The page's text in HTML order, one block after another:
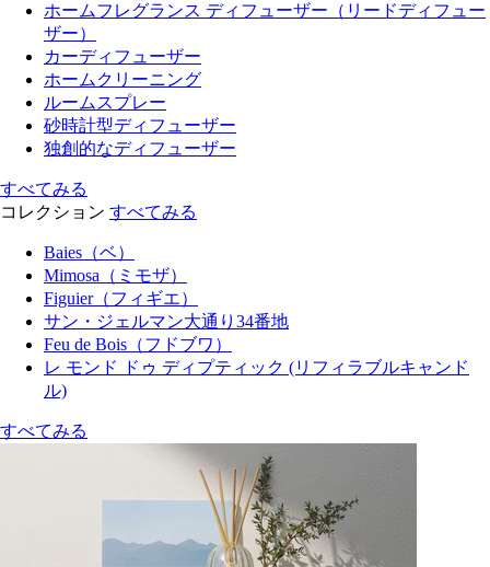
ホームフレグランス ディフューザー（リードディフュー
ザー）
カーディフューザー
ホームクリーニング
ルームスプレー
砂時計型ディフューザー
独創的なディフューザー
すべてみる
コレクション すべてみる
Baies（ベ）
Mimosa（ミモザ）
Figuier（フィギエ）
サン・ジェルマン大通り34番地
Feu de Bois（フドブワ）
レ モンド ドゥ ディプティック (リフィラブルキャンド
ル)
すべてみる